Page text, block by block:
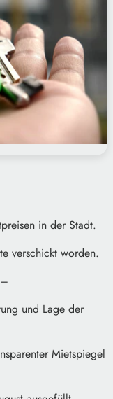
in der Stadt.
verschickt worden.
und Lage der
Mietspiegel